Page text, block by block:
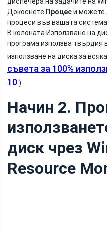
Докоснете Процеси можете
процеси във вашата система
В колоната Използване на
програма използва твърдия
използване на диска за
съвета за 100%
10)
Начин 2.
диск чрез
Resource